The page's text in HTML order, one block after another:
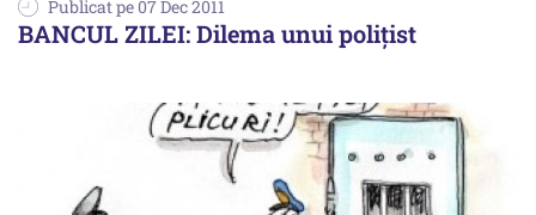
Publicat pe 07 Dec 2011
BANCUL ZILEI: Dilema unui poliţist